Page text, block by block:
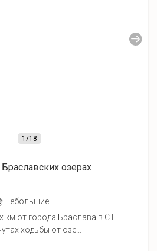
1/18
озерах
небольшие
км от города Браслава в СТ
ходьбы от озе...